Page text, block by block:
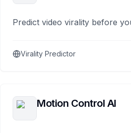
Predict video virality before
Virality Predictor
Motion Control AI